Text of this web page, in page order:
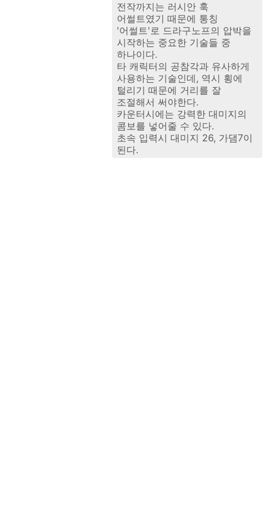
전작까지는 러시안 훅
어썰트였기 때문에 통칭
'어썰트'로 드라구노프의 압박을
시작하는 중요한 기술들 중
하나이다.
타 캐릭터의 공참각과 유사하게
사용하는 기술인데, 역시 횡에
털리기 때문에 거리를 잘
조절해서 써야한다.
카운터시에는 강력한 대미지의
콤보를 넣어줄 수 있다.
초속 입력시 대미지 26, 가댐7이
된다.